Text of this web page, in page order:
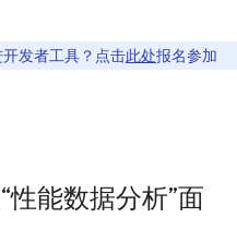
发者工具？点击此处报名参加
能数据分析”面